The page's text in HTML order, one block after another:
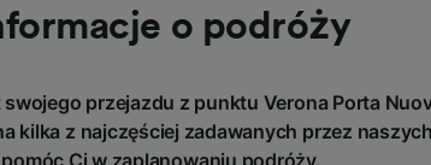
o podróży
przejazdu z punktu Verona Porta
kilka z najczęściej zadawanych przez
pomóc Ci w zaplanowaniu podróży.